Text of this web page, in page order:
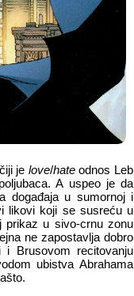
je love/hateodnos Leb
A uspeo je da
događaja u sumornoj i
likovi koji se susreću u
prikaz u sivo-crnu zonu
ne zapostavlja dobro
i Brusovom recitovanju
ubistva Abrahama